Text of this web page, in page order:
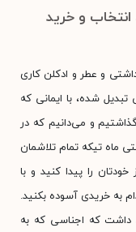
انتخاب و خرید
و عطر و ادکلن کاری
شده، با ایمانی که
و می‌دانیم که در
ماه تیکه تمام تلاشمان
خودتان را پیدا کنید و با
به خریدی آسوده بکنید.
داشت که اجناسی که به